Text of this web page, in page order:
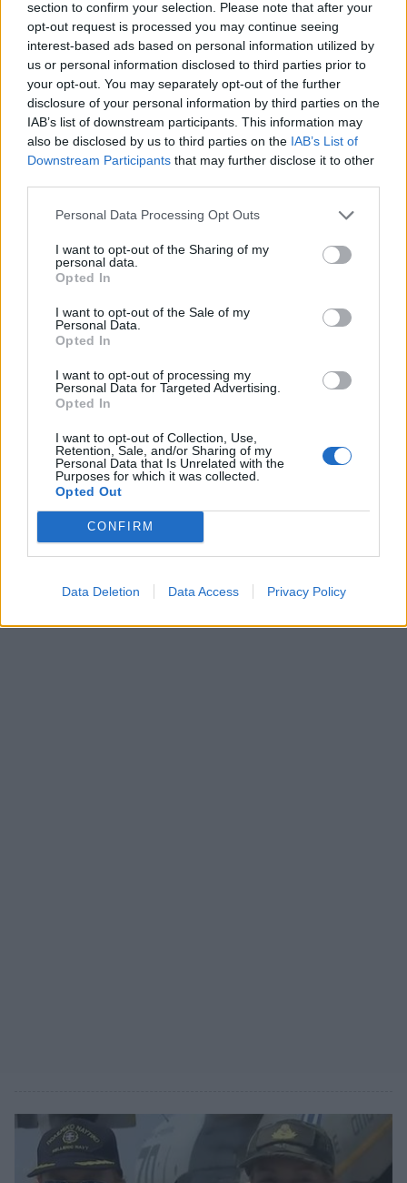
section to confirm your selection. Please note that after your
opt-out request is processed you may continue seeing
interest-based ads based on personal information utilized by
us or personal information disclosed to third parties prior to
your opt-out. You may separately opt-out of the further
disclosure of your personal information by third parties on the
IAB’s list of downstream participants. This information may
also be disclosed by us to third parties on the IAB’s List of
Downstream Participants that may further disclose it to other
Personal Data Processing Opt Outs
I want to opt-out of the Sharing of my
personal data.
Opted In
I want to opt-out of the Sale of my
Personal Data.
Opted In
I want to opt-out of processing my
Personal Data for Targeted Advertising.
Opted In
I want to opt-out of Collection, Use,
Retention, Sale, and/or Sharing of my
Personal Data that Is Unrelated with the
Purposes for which it was collected.
Opted Out
CONFIRM
Data Deletion Data Access Privacy Policy
Πελοπόννησος
Πάτρα: ΕΔΕ για εργαζόμενη του
επιτέθηκε σε συνοδό ασθενούς
13 Οκτωβρίου 2023 08:42